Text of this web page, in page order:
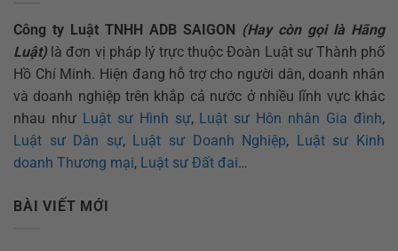
Công ty Luật TNHH ADB SAIGON
(Hay còn gọi là Hãng
Luật) là đơn vị pháp lý trực thuộc Đoàn Luật sư Thành phố
Hồ Chí Minh. Hiện đang hỗ trợ cho người dân, doanh nhân
và doanh nghiệp trên khắp cả nước ở nhiều lĩnh vực khác
nhau như Luật sư Hình sự, Luật sư Hôn nhân Gia đình,
Luật sư Dân sự, Luật sư Doanh Nghiệp,
Luật sư Kinh
doanh Thương mại, Luật sư Đất đai…
BÀI VIẾT MỚI